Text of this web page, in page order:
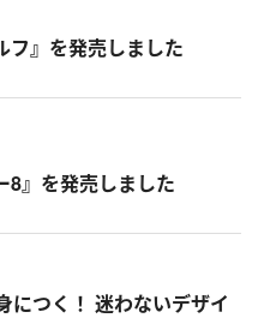
フ』を発売しました
8』を発売しました
につく！ 迷わないデザイ